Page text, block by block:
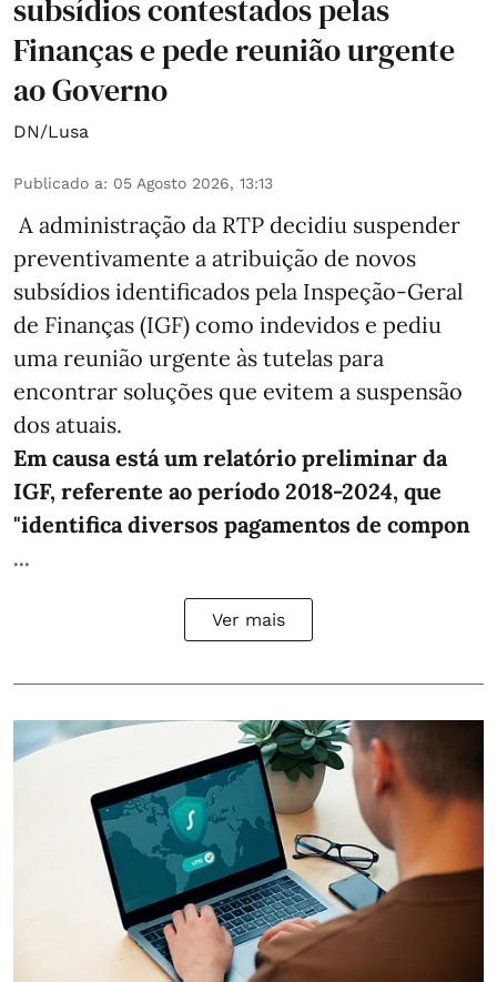
subsídios contestados pelas
Finanças e pede reunião urgente
ao Governo
DN/Lusa
Publicado a: 05 Agosto 2026, 13:13
A administração da RTP decidiu suspender
preventivamente a atribuição de novos
subsídios identificados pela Inspeção-Geral
de Finanças (IGF) como indevidos e pediu
uma reunião urgente às tutelas para
encontrar soluções que evitem a suspensão
dos atuais.
Em causa está um relatório preliminar da
IGF, referente ao período 2018-2024, que
"identifica diversos pagamentos de compon
...
Ver mais